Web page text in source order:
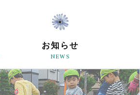
お知らせ
NEWS